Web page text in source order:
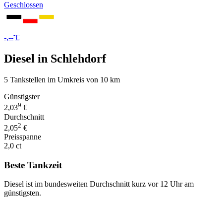
Geschlossen
-,---€
Diesel in Schlehdorf
5 Tankstellen im Umkreis von 10 km
Günstigster
2,039 €
Durchschnitt
2,052 €
Preisspanne
2,0 ct
Beste Tankzeit
Diesel ist im bundesweiten Durchschnitt kurz vor 12 Uhr am
günstigsten.